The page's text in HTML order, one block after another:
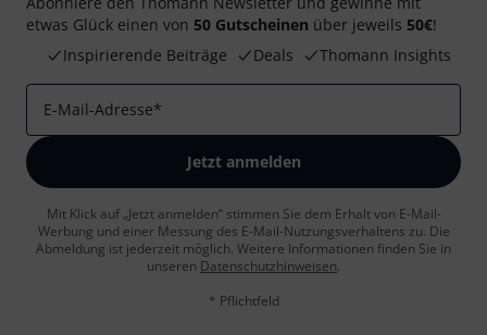
etwas Glück einen von 50 Gutscheinen über jeweils 50€!
Inspirierende Beiträge
Deals Thomann Insights
E-Mail-Adresse*
Jetzt anmelden
Mit Klick auf „Jetzt anmelden“ stimmen Sie dem Erhalt von E-Mail-
Werbung und einer Messung des E-Mail-Nutzungsverhaltens zu. Die
Abmeldung ist jederzeit möglich. Weitere Informationen finden Sie in
unseren Datenschutzhinweisen.
* Pflichtfeld